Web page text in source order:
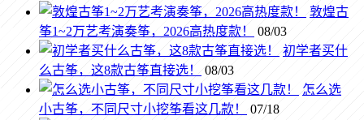
敦煌古
筝1~2万艺考演奏筝，2026高热度款！
08/03
初学者买什
么古筝，这8款古筝直接选！
08/03
怎么选
小古筝，不同尺寸小挖筝看这几款！
07/18